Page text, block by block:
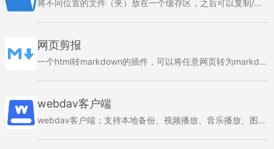
将不同位置的文件（夹）放在一个缓存区，之后可以复制/剪切到一个位置
网页剪报
一个html转markdown的插件，可以将任意网页转为markdown，快速复制markdown内容到你的md笔记
webdav客户端
webdav客户端；支持本地备份、视频播放、音乐播放、图片查看；支持静默上传